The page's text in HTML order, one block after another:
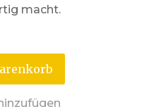
macht.